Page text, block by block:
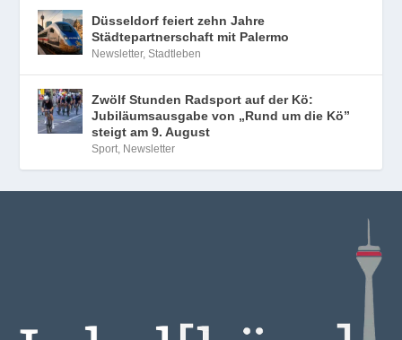
Düsseldorf feiert zehn Jahre
Städtepartnerschaft mit Palermo
Newsletter,Stadtleben
Zwölf Stunden Radsport auf der Kö:
Jubiläumsausgabe von „Rund um die Kö”
steigt am 9. August
Sport, Newsletter